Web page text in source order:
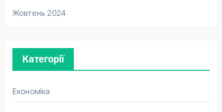
Жовтень 2024
Категорії
Економіка